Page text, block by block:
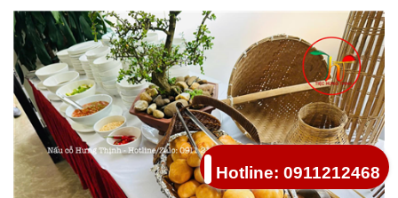
Hotline: 0911212468